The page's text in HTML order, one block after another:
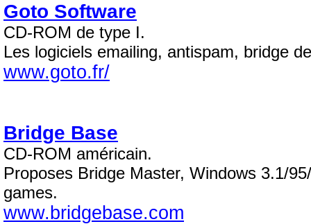
Goto Software
CD-ROM de type I.
Les logiciels emailing, antispam, bridge
www.goto.fr/
Bridge Base
CD-ROM américain.
Proposes Bridge Master, Windows 3.1/
games.
www.bridgebase.com